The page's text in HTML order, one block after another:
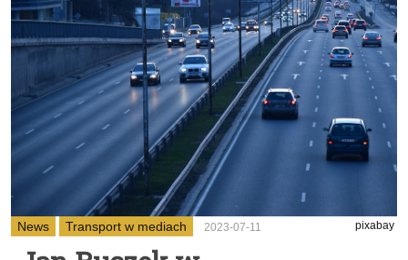
News Transport w mediach 2023-07-11 pixabay